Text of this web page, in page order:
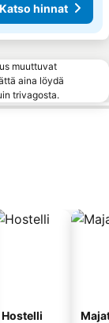
Katso hinnat
muuttuvat
aina löydä
trivagosta.
Hostelli